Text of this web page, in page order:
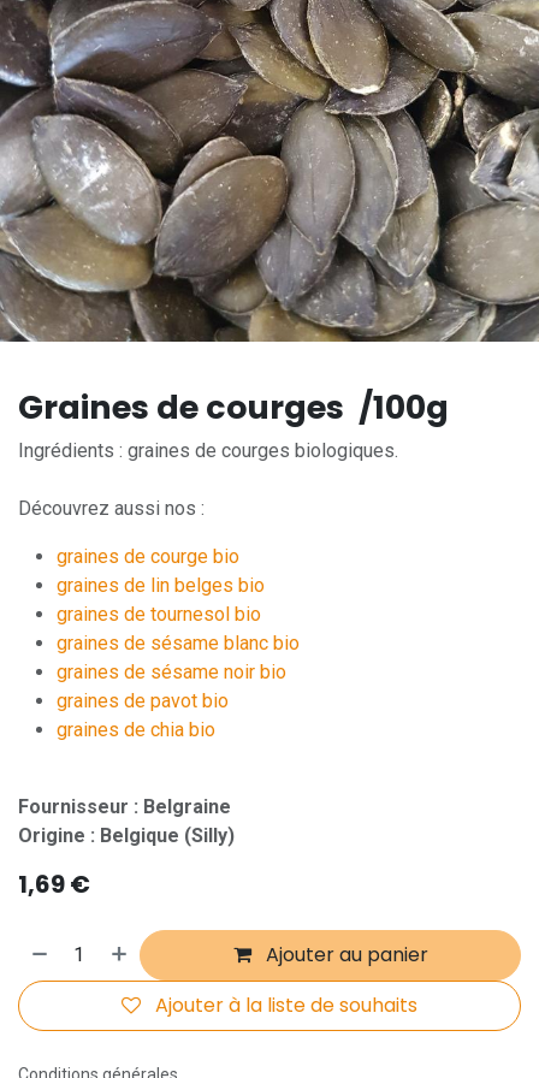
Graines de courges /100g
Ingrédients : graines de courges biologiques.
Découvrez aussi nos :
graines de courge bio
graines de lin belges bio
graines de tournesol bio
graines de sésame blanc bio
graines de sésame noir bio
graines de pavot bio
graines de chia bio
Fournisseur : Belgraine
Origine : Belgique (Silly)
1,69€
Ajouter au panier
Ajouter à la liste de souhaits